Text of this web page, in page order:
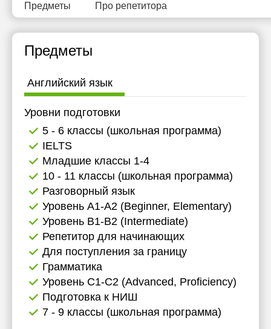
Предметы Про репетитора
Предметы
Английский язык
Уровни подготовки
5 - 6 классы (школьная программа)
IELTS
Младшие классы 1-4
10 - 11 классы (школьная программа)
Разговорный язык
Уровень А1-А2 (Beginner, Elementary)
Уровень B1-B2 (Intermediate)
Репетитор для начинающих
Для поступления за границу
Грамматика
Уровень C1-C2 (Advanced, Proficiency)
Подготовка к НИШ
7 - 9 классы (школьная программа)
12:30
14:00
14:30
15:00
16:00
17:00
17:30
18:00
18:30
19:00